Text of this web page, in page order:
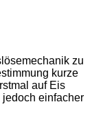
zu
kurze
auf Eis
einfacher